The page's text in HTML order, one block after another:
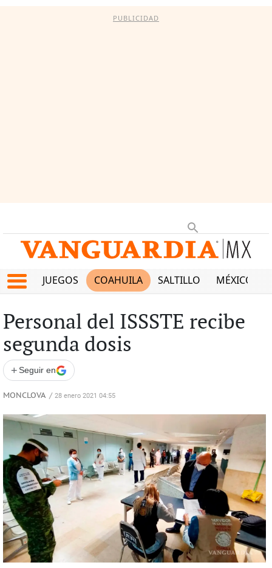
PUBLICIDAD
JUEGOS COAHUILA SALTILLO MÉXICO
Personal del ISSSTE recibe
segunda dosis
+ Seguir en
MONCLOVA / 28 enero 2021 04:55